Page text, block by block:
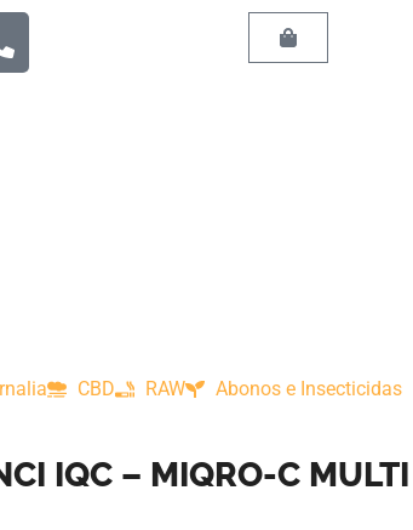
CBD RAW Abonos e Insecticidas
IQC – MIQRO-C